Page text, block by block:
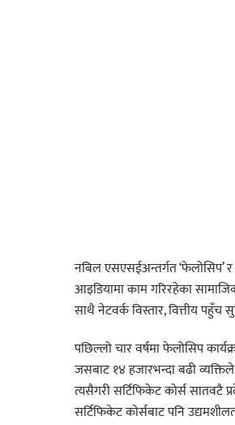
नबिल एसएसईअन्तर्गत ‘फेलोसिप’ र
आइडियामा काम गरिरहेका
साथै नेटवर्क विस्तार, वित्तीय पहुँच
पछिल्लो चार वर्षमा फेलोसिप
जसबाट १४ हजारभन्दा बढी
त्यसैगरी सर्टिफिकेट कोर्स सातवटै
सर्टिफिकेट कोर्सबाट पनि